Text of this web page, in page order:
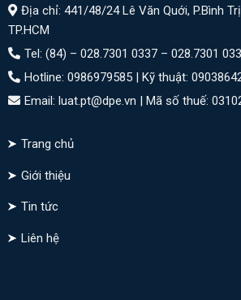
Địa chỉ: 441/48/24 Lê Văn Quới, P.Bình
TP.HCM
Tel: (84) – 028.7301 0337 – 028.7301
Hotline: 0986979585 | Kỹ thuật:
Email: luat.pt@dpe.vn | Mã số thuế:
Trang chủ
Giới thiệu
Tin tức
Liên hệ